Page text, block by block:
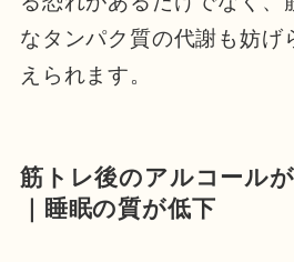
なタンパク質の代謝も妨げ
えられます。
筋トレ後のアルコール
｜睡眠の質が低下